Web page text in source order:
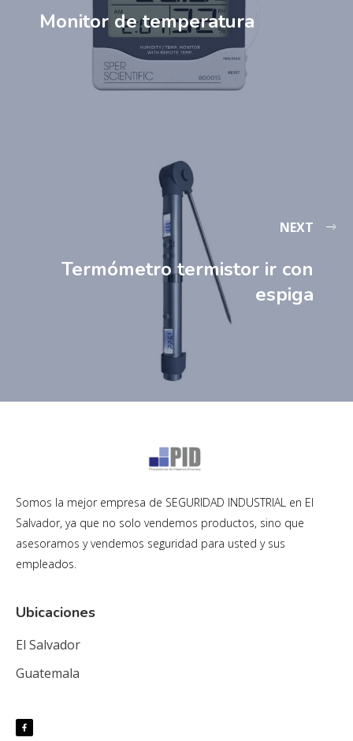
Monitor de temperatura
NEXT
Termómetro termistor ir con
espiga
Somos la mejor empresa de SEGURIDAD INDUSTRIAL en El
Salvador, ya que no solo vendemos productos, sino que
asesoramos y vendemos seguridad para usted y sus
empleados.
Ubicaciones
El Salvador
Guatemala